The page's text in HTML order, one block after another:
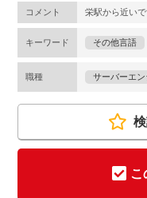
コメント 栄駅から近いで
キーワード その他言語
職種 サーバーエン
こ